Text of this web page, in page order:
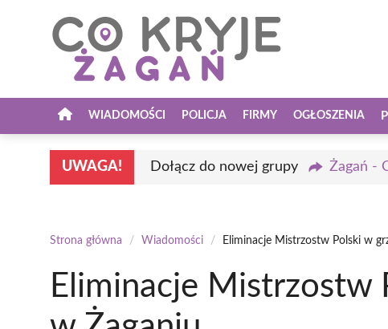
WIADOMOŚCI POLICJA FIRMY OGŁOSZENIA
UWAGA! Dołącz do nowej grupy Żagań -
Strona główna / Wiadomości / Eliminacje Mistrzostw Polski w
Eliminacje Mistrzostw